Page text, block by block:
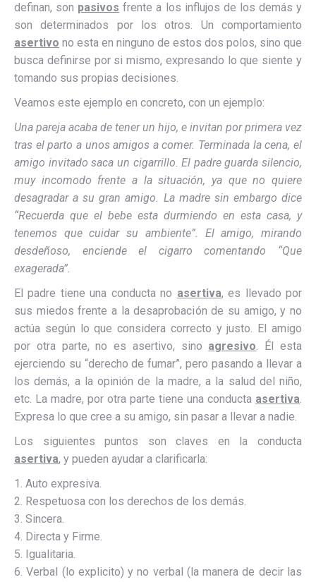
definan, son pasivos frente a los influjos de los demás y
son determinados por los otros. Un comportamiento
asertivo no esta en ninguno de estos dos polos, sino que
busca definirse por si mismo, expresando lo que siente y
tomando sus propias decisiones.
Veamos este ejemplo en concreto, con un ejemplo:
Una pareja acaba de tener un hijo, e invitan por primera vez
tras el parto a unos amigos a comer. Terminada la cena, el
amigo invitado saca un cigarrillo. El padre guarda silencio,
muy incomodo frente a la situación, ya que no quiere
desagradar a su gran amigo. La madre sin embargo dice
“Recuerda que el bebe esta durmiendo en esta casa, y
tenemos que cuidar su ambiente”. El amigo, mirando
desdeñoso, enciende el cigarro comentando “Que
exagerada”.
El padre tiene una conducta no asertiva, es llevado por
sus miedos frente a la desaprobación de su amigo, y no
actúa según lo que considera correcto y justo. El amigo
por otra parte, no es asertivo, sino agresivo. Él esta
ejerciendo su “derecho de fumar”, pero pasando a llevar a
los demás, a la opinión de la madre, a la salud del niño,
etc. La madre, por otra parte tiene una conducta asertiva.
Expresa lo que cree a su amigo, sin pasar a llevar a nadie.
Los siguientes puntos son claves en la conducta
asertiva, y pueden ayudar a clarificarla:
1. Auto expresiva.
2. Respetuosa con los derechos de los demás.
3. Sincera.
4. Directa y Firme.
5. Igualitaria.
6. Verbal (lo explicito) y no verbal (la manera de decir las